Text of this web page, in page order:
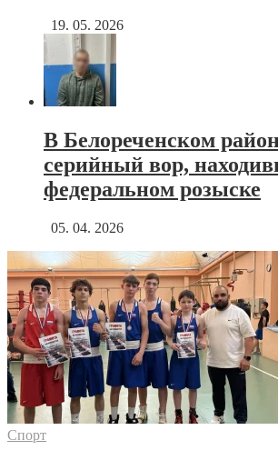
19. 05. 2026
В Белореченском
серийный вор,
федеральном розыске
05. 04. 2026
Спорт